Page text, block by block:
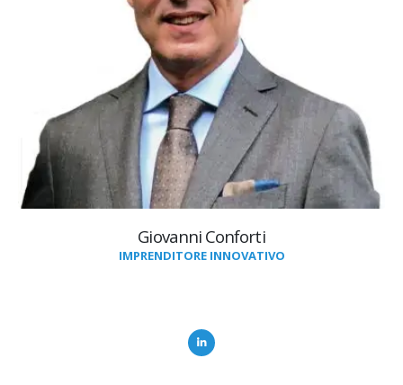
Giovanni Conforti
IMPRENDITORE INNOVATIVO